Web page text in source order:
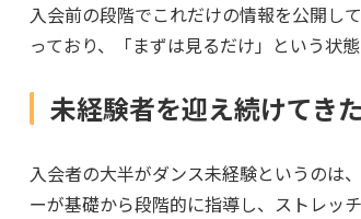
入会前の段階でこれだけの情報を公開し
っており、「まずは見るだけ」という状
未経験者を迎え続けてき
入会者の大半がダンス未経験というのは
ーが基礎から段階的に指導し、ストレッ